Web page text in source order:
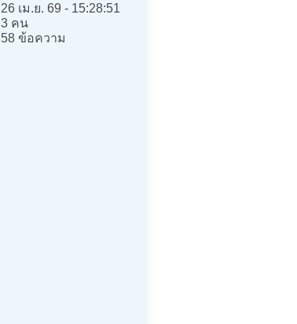
26 เม.ย. 69 - 15:28:51
3 คน
58 ข้อความ